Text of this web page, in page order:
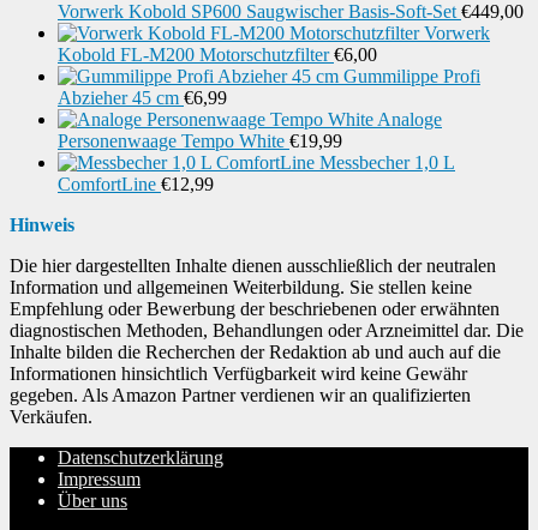
Vorwerk Kobold SP600 Saugwischer Basis-Soft-Set €449,00
Vorwerk
Kobold FL-M200 Motorschutzfilter €6,00
Gummilippe Profi
Abzieher 45 cm €6,99
Analoge
Personenwaage Tempo White €19,99
Messbecher 1,0 L
ComfortLine €12,99
Hinweis
Die hier dargestellten Inhalte dienen ausschließlich der neutralen
Information und allgemeinen Weiterbildung. Sie stellen keine
Empfehlung oder Bewerbung der beschriebenen oder erwähnten
diagnostischen Methoden, Behandlungen oder Arzneimittel dar. Die
Inhalte bilden die Recherchen der Redaktion ab und auch auf die
Informationen hinsichtlich Verfügbarkeit wird keine Gewähr
gegeben. Als Amazon Partner verdienen wir an qualifizierten
Verkäufen.
Datenschutzerklärung
Impressum
Über uns